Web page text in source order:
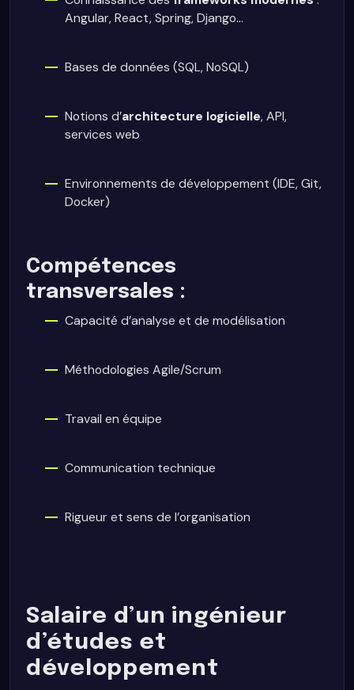
Angular, React, Spring, Django…
Bases de données (SQL, NoSQL)
Notions d’architecture logicielle, API,
services web
Environnements de développement (IDE, Git,
Docker)
Compétences
transversales :
Capacité d’analyse et de modélisation
Méthodologies Agile/Scrum
Travail en équipe
Communication technique
Rigueur et sens de l’organisation
Salaire d’un ingénieur
d’études et
développement